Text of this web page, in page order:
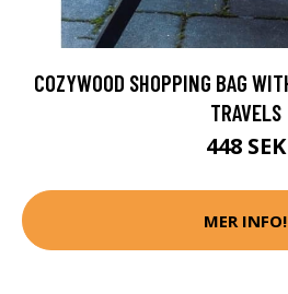
COZYWOOD SHOPPING BAG
TRAVELS
448 SEK
MER INFO!